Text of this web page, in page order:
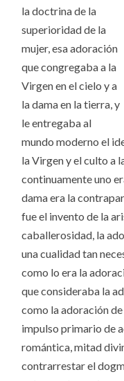
la doctrina de la
superioridad de la
mujer, esa adoración
que congregaba a la
Virgen en el cielo y a
la dama en la tierra, y
le entregaba al
mundo moderno el
la Virgen y el culto a
continuamente uno
dama era la
fue el invento de la
caballerosidad, la
una cualidad tan
como lo era la
que consideraba la
como la adoración
impulso primario de
romántica, mitad
contrarrestar el